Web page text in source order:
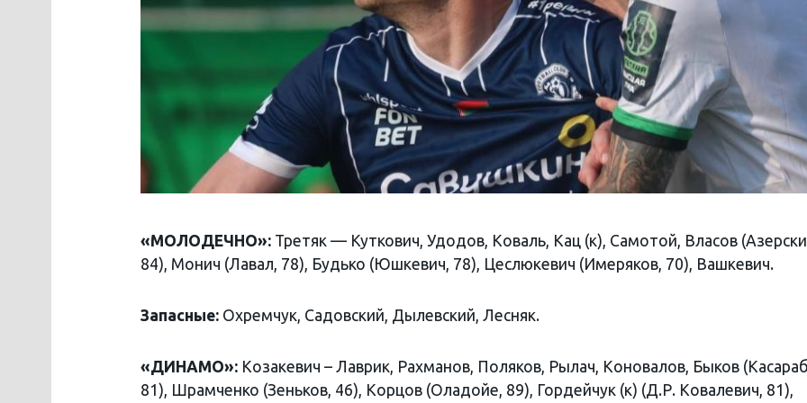
«МОЛОДЕЧНО»: Третяк — Куткович, Удодов, Коваль, Кац (к), Самотой, Власов
84), Монич (Лавал, 78), Будько (Юшкевич, 78), Цеслюкевич (Имеряков, 70), Вашкевич.
Запасные: Охремчук, Садовский, Дылевский, Лесняк.
«ДИНАМО»: Козакевич – Лаврик, Рахманов, Поляков, Рылач, Коновалов, Быков
81), Шрамченко (Зеньков, 46), Корцов (Оладойе, 89), Гордейчук (к) (Д.Р. Ковалевич, 81),